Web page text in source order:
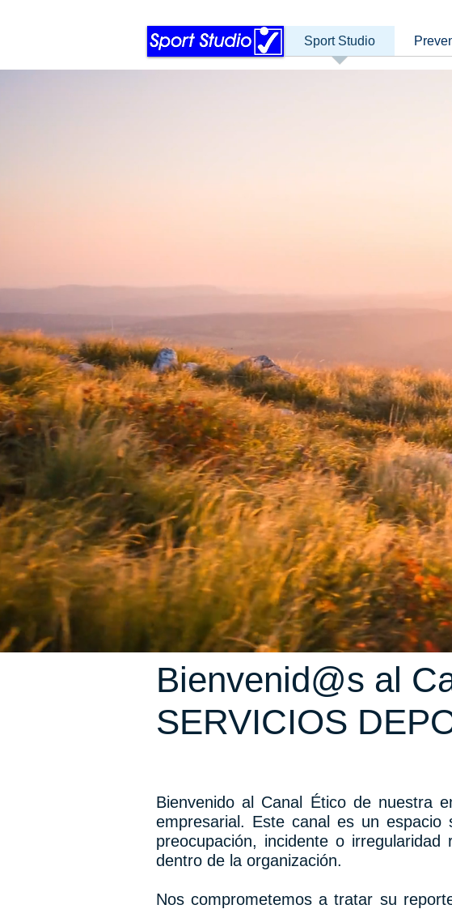
Sport Studio
Bienvenid@s al
SERVICIOS
Bienvenido al Canal Ético de nuestra
empresarial. Este canal es un espacio
preocupación, incidente o
dentro de la organización.
Nos comprometemos a tratar su